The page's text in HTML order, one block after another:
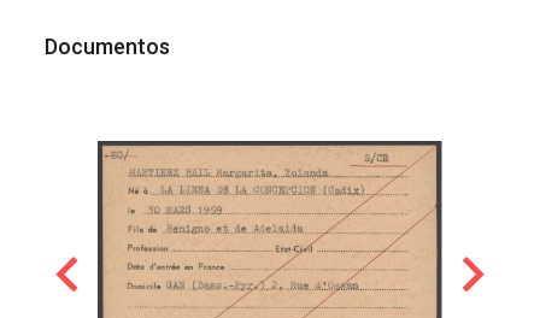
Documentos